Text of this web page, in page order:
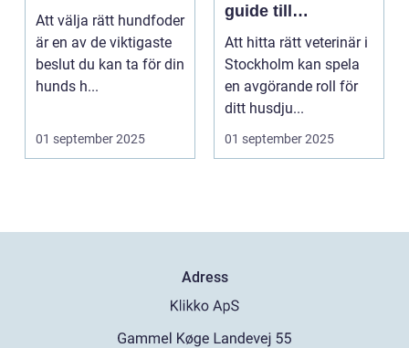
Att välja rätt hundfoder
är en av de viktigaste
beslut du kan ta för din
hunds h...
01 september 2025
guide till
djursjukvård i
huvudstaden
Att hitta rätt veterinär i
Stockholm kan spela
en avgörande roll för
ditt husdju...
01 september 2025
Adress